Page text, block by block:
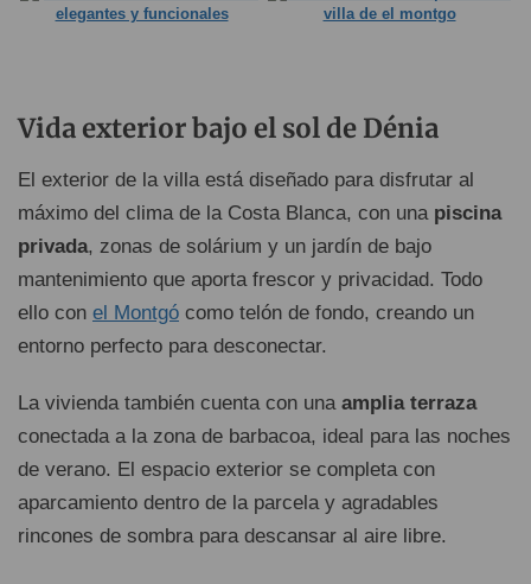
Vida exterior bajo el sol de Dénia
El exterior de la villa está diseñado para disfrutar al
máximo del clima de la Costa Blanca, con una piscina
privada, zonas de solárium y un jardín de bajo
mantenimiento que aporta frescor y privacidad. Todo
ello con el Montgó como telón de fondo, creando un
entorno perfecto para desconectar.
La vivienda también cuenta con una amplia terraza
conectada a la zona de barbacoa, ideal para las noches
de verano. El espacio exterior se completa con
aparcamiento dentro de la parcela y agradables
rincones de sombra para descansar al aire libre.